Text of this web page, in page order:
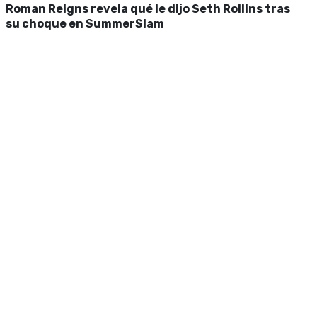
Roman Reigns revela qué le dijo Seth Rollins tras
su choque en SummerSlam